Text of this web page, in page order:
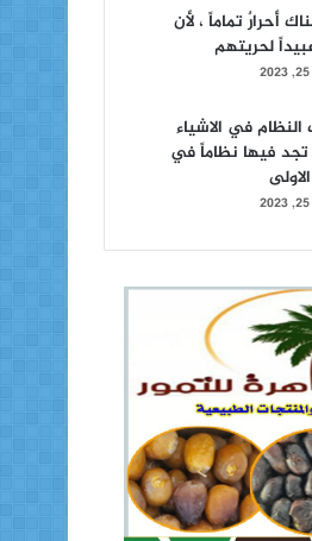
أحرارٌ تماماً ، لأن
لحريتهم
في الاشياء
تجد فيها نظاماً في